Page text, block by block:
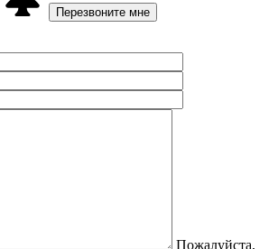
Пожалуйста,